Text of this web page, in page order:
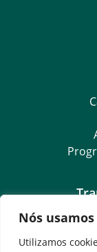
Nós
Utilizamos